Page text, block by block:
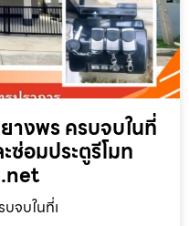
างพร ครบจบในที่
ซ่อมประตูรีโมท
จบในที่เ